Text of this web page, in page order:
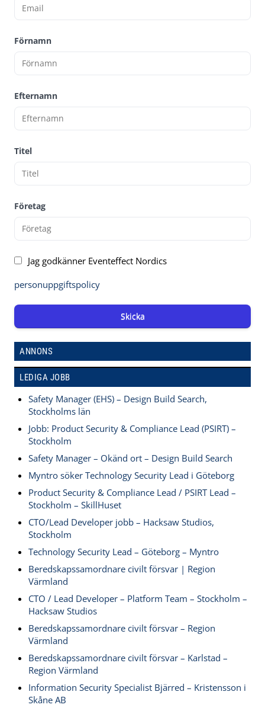
Förnamn
Efternamn
Titel
Företag
Jag godkänner Eventeffect Nordics
personuppgiftspolicy
Skicka
ANNONS
LEDIGA JOBB
Safety Manager (EHS) – Design Build Search,
Stockholms län
Jobb: Product Security & Compliance Lead (PSIRT) –
Stockholm
Safety Manager – Okänd ort – Design Build Search
Myntro söker Technology Security Lead i Göteborg
Product Security & Compliance Lead / PSIRT Lead –
Stockholm – SkillHuset
CTO/Lead Developer jobb – Hacksaw Studios,
Stockholm
Technology Security Lead – Göteborg – Myntro
Beredskapssamordnare civilt försvar | Region
Värmland
CTO / Lead Developer – Platform Team – Stockholm –
Hacksaw Studios
Beredskapssamordnare civilt försvar – Region
Värmland
Beredskapssamordnare civilt försvar – Karlstad –
Region Värmland
Information Security Specialist Bjärred – Kristensson i
Skåne AB